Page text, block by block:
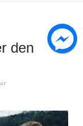
den